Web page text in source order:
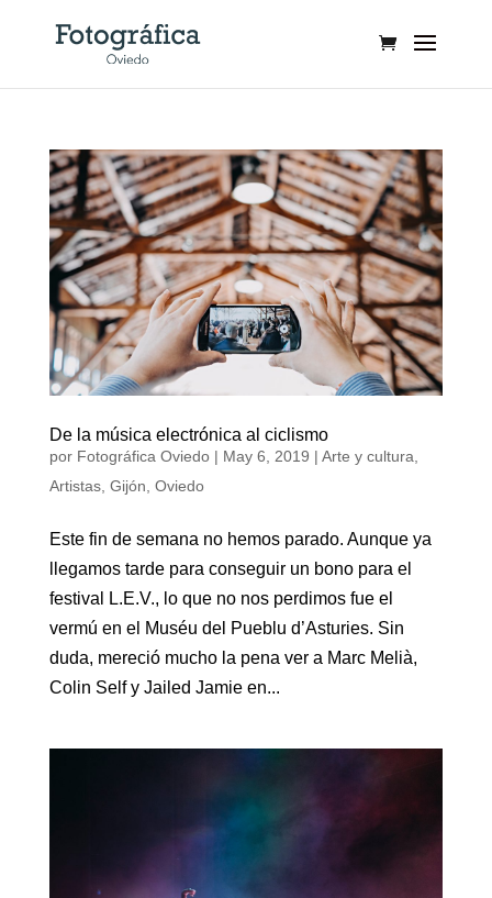
De la música electrónica al ciclismo
por Fotográfica Oviedo| May 6, 2019 | Arte y cultura
Artistas, Gijón Oviedo
Este fin de semana no hemos parado. Aunque ya
llegamos tarde para conseguir un bono para el
festival L.E.V., lo que no nos perdimos fue el
vermú en el Muséu del Pueblu d’Asturies. Sin
duda, mereció mucho la pena ver a Marc Melià,
Colin Self y Jailed Jamie en...